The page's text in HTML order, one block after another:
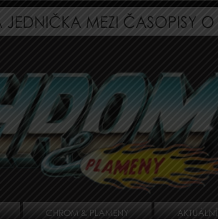
CHROM & PLAMENY